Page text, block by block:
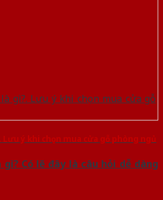
ý khi chọn mua cửa gỗ phòng ngủ
Có lẽ đây là câu hỏi dễ dàng